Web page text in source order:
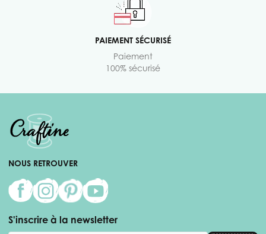
PAIEMENT SÉCURISÉ
Paiement
100% sécurisé
NOUS RETROUVER
S'inscrire à la newsletter